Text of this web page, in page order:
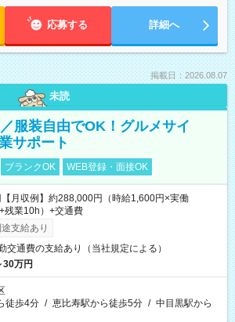
応募する 詳細へ
掲載日：2026.08.07
未読
服装自由でOK！グルメサイ
サポート
ブランクOK WEB登録・面接OK
月収例】約288,000円（時給1,600円×実働
残業10h）+交通費
支給あり
交通費の支給あり（当社規定による）
30万円
徒歩4分 / 恵比寿駅から徒歩5分 / 中目黒駅から